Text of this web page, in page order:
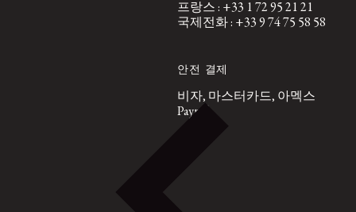
프랑스 : +33 1 72 95 21 21
국제전화 : +33 9 74 75 58 58
안전 결제
비자, 마스터카드, 아멕스
Paypal